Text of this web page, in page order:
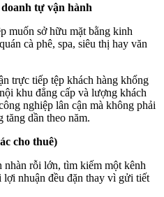
tự vận hành
muốn sở hữu mặt bằng kinh
cà phê, spa, siêu thị hay văn
trực tiếp tệp khách hàng khổng
khu đẳng cấp và lượng khách
nghiệp lân cận mà không phải
tăng dần theo năm.
cho thuê)
rỗi lớn, tìm kiếm một kênh
lợi nhuận đều đặn thay vì gửi tiết